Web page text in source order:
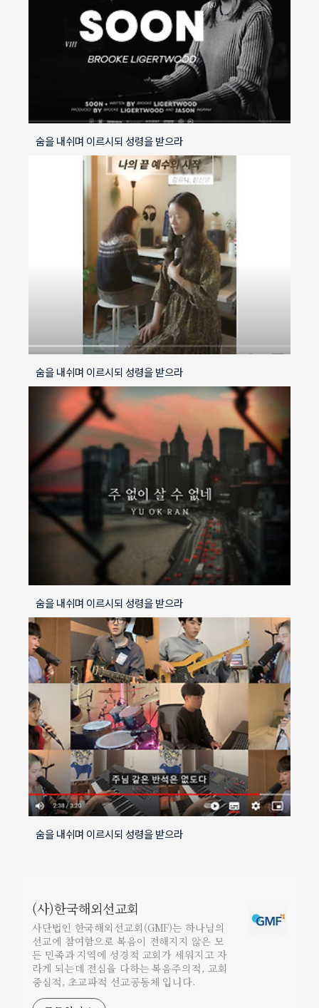
숨을 내쉬며 이르시되 성령을 받으라
숨을 내쉬며 이르시되 성령을 받으라
숨을 내쉬며 이르시되 성령을 받으라
숨을 내쉬며 이르시되 성령을 받으라
(사)한국해외선교회
사단법인 한국해외선교회(GMF)는 하나님의
선교에 참여함으로 복음이 전해지지 않은 모
든 민족과 지역에 성경적 교회가 세워지고 자
라게 되는데 전심을 다하는 복음주의적, 교회
중심적, 초교파적 선교공동체 입니다.